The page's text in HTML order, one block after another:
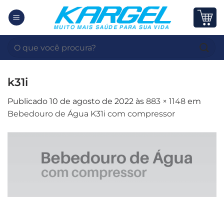
Pesquisar
k31i
Publicado 10 de agosto de 2022 às 883 × 1148 em
Bebedouro de Água K31i com compressor